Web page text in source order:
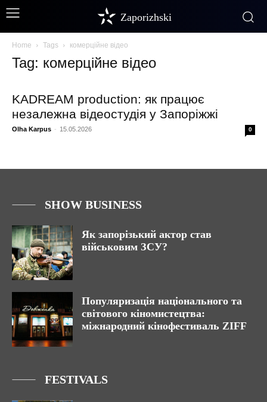
Zaporizhski
Home Tags комерційне відео
Tag: комерційне відео
KADREAM production: як працює
незалежна відеостудія у Запоріжжі
Olha Karpus - 15.05.2026 0
SHOW BUSINESS
Як запорізький актор став
військовим ЗСУ?
Популяризація національного та
світового кіномистецтва:
міжнародний кінофестиваль ZIFF
FESTIVALS